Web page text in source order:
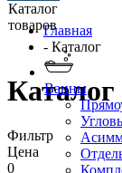
Каталог
товаров
Ванны
Главная
- Каталог
Каталог
Фильтр
Цена
0